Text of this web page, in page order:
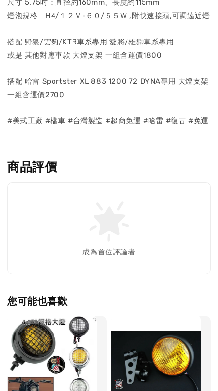
尺寸 5.75吋：直径約160mm、長度約115mm
燈泡規格 H4/１２Ｖ-６０/５５Ｗ ,附快速接頭,可調遠近燈
搭配 野狼/雲豹/KTR車系專用 愛將/雄獅車系專用
或是 其他對應車款 大燈支架 一組含運價1800
搭配 哈雷 Sportster XL 883 1200 72 DYNA專用 大燈支架
一組含運價2700
#美式工廠 #檔車 #台灣製造 #超商免運 #哈雷 #復古 #免運
商品評價
成為首位評論者
您可能也喜歡